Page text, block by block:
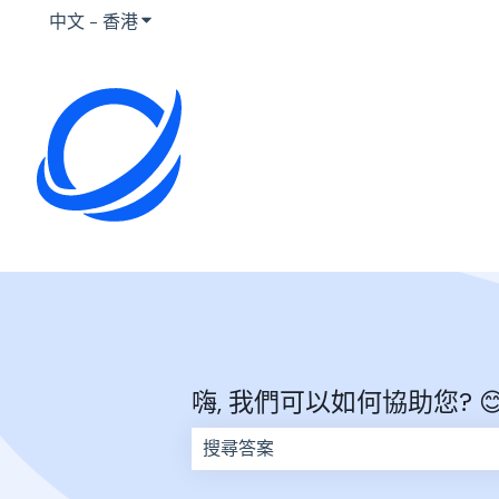
中文 - 香港顯示要翻譯的子選單
嗨, 我們可以如何協助您?